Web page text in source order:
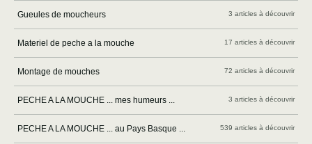
Gueules de moucheurs 3 articles à découvrir
Materiel de peche a la mouche 17 articles à découvrir
Montage de mouches 72 articles à découvrir
PECHE A LA MOUCHE ... mes humeurs ... 3 articles à découvrir
PECHE A LA MOUCHE ... au Pays Basque ... 539 articles à découvrir